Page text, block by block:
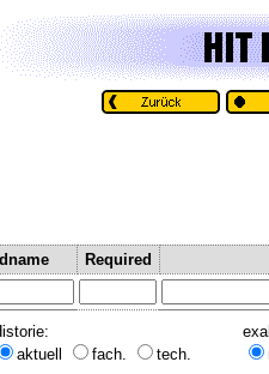
Required
aktuell
fach. tech.